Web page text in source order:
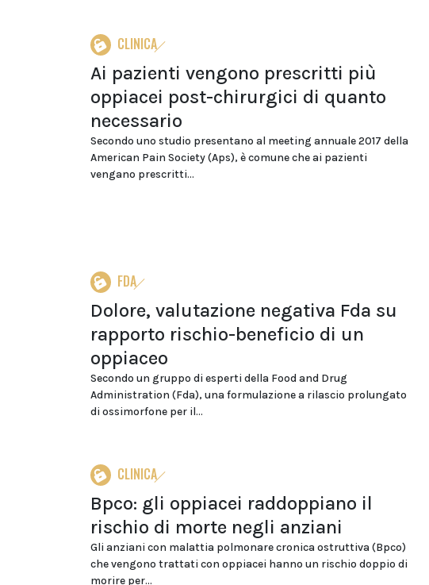
CLINICA
Ai pazienti vengono prescritti più
oppiacei post-chirurgici di quanto
necessario
Secondo uno studio presentano al meeting annuale 2017 della
American Pain Society (Aps), è comune che ai pazienti
vengano prescritti...
FDA
Dolore, valutazione negativa Fda su
rapporto rischio-beneficio di un
oppiaceo
Secondo un gruppo di esperti della Food and Drug
Administration (Fda), una formulazione a rilascio prolungato
di ossimorfone per il...
CLINICA
Bpco: gli oppiacei raddoppiano il
rischio di morte negli anziani
Gli anziani con malattia polmonare cronica ostruttiva (Bpco)
che vengono trattati con oppiacei hanno un rischio doppio di
morire per...